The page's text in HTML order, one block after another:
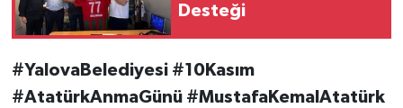
Desteği
#YalovaBelediyesi #10Kasım
#AtatürkAnmaGünü #MustafaKemalAtatürk